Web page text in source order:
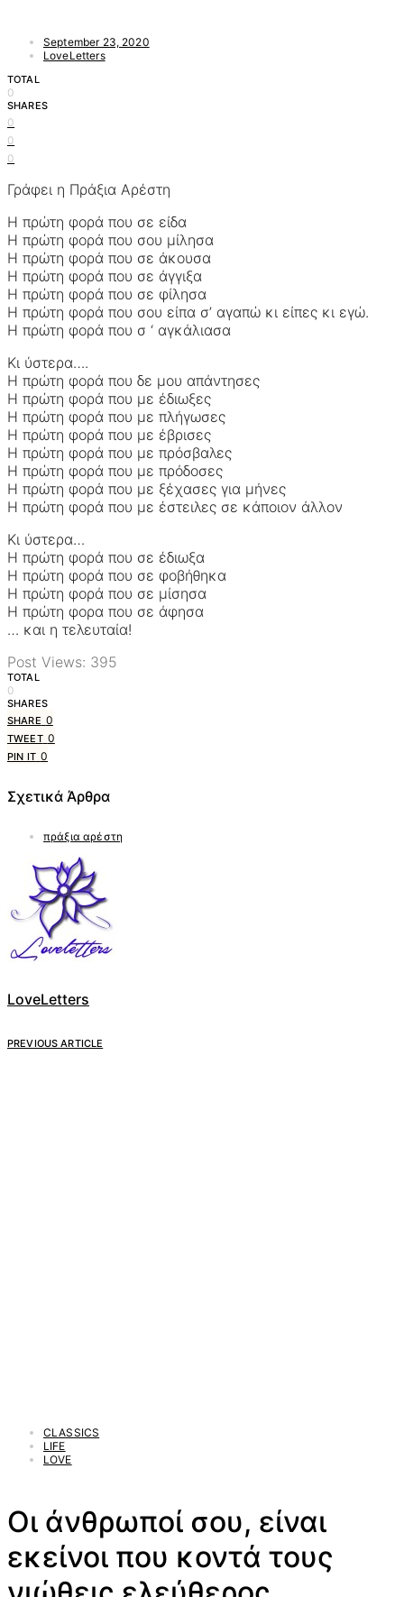
September 23, 2020
LoveLetters
TOTAL
0
SHARES
0
0
0
Γράφει η Πράξια Αρέστη
Η πρώτη φορά που σε είδα
Η πρώτη φορά που σου μίλησα
Η πρώτη φορά που σε άκουσα
Η πρώτη φορά που σε άγγιξα
Η πρώτη φορά που σε φίλησα
Η πρώτη φορά που σου είπα σ’ αγαπώ κι είπες κι εγώ.
Η πρώτη φορά που σ ‘ αγκάλιασα
Κι ύστερα….
Η πρώτη φορά που δε μου απάντησες
Η πρώτη φορά που με έδιωξες
Η πρώτη φορά που με πλήγωσες
Η πρώτη φορά που με έβρισες
Η πρώτη φορά που με πρόσβαλες
Η πρώτη φορά που με πρόδοσες
Η πρώτη φορά που με ξέχασες για μήνες
Η πρώτη φορά που με έστειλες σε κάποιον άλλον
Κι ύστερα…
Η πρώτη φορά που σε έδιωξα
Η πρώτη φορά που σε φοβήθηκα
Η πρώτη φορά που σε μίσησα
Η πρώτη φορα που σε άφησα
… και η τελευταία!
Post Views: 395
TOTAL
0
SHARES
SHARE 0
TWEET 0
PIN IT 0
Σχετικά Άρθρα
πράξια αρέστη
LoveLetters
PREVIOUS ARTICLE
CLASSICS
LIFE
LOVE
Οι άνθρωποί σου, είναι
εκείνοι που κοντά τους